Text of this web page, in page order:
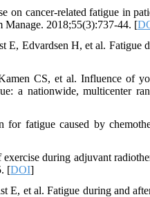
cancer-related fatigue in
Manage. 2018;55(3):737-44. [
Edvardsen H, et al. Fatigue
CS, et al. Influence of
a nationwide, multicenter
fatigue caused by
during adjuvant
[DOI]
et al. Fatigue during and